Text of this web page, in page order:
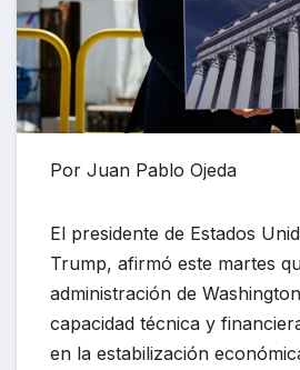
Por Juan Pablo Ojeda
El presidente de Estados
Trump, afirmó este martes
administración de
capacidad técnica y
en la estabilización